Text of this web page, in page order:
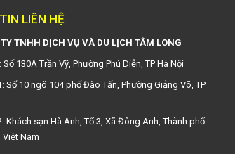
LIÊN HỆ
TNHH DỊCH VỤ VÀ DU LỊCH TÂM LONG
130A Trần Vỹ, Phường Phú Diễn, TP Hà Nội
Số 10 ngõ 104 phố Đào Tấn, Phường Giảng Võ, TP
Khách sạn Hà Anh, Tổ 3, Xã Đông Anh, Thành phố
Việt Nam